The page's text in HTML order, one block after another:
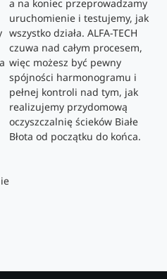
a na koniec przeprowadzamy
uruchomienie i testujemy, jak
wszystko działa. ALFA-TECH
czuwa nad całym procesem,
więc możesz być pewny
spójności harmonogramu i
pełnej kontroli nad tym, jak
realizujemy przydomową
oczyszczalnię ścieków Białe
Błota od początku do końca.